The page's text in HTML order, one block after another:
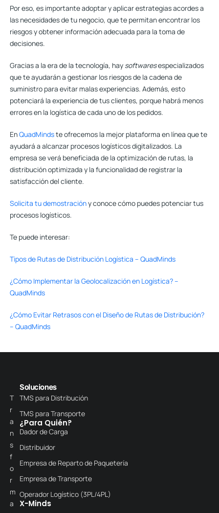
Por eso, es importante adoptar y aplicar estrategias acordes a
las necesidades de tu negocio, que te permitan encontrar los
riesgos y obtener información adecuada para la toma de
decisiones.
Gracias a la era de la tecnología, hay softwaresespecializados
quete ayudarán a gestionar los riesgosde la cadena de
suministro para evitar malas experiencias. Además, esto
potenciará la experiencia de tus clientes, porque habrá menos
errores en la logística de cada uno de los pedidos.
EnQuadMindste ofrecemos la mejor plataforma en línea que te
ayudará a alcanzar procesos logísticos digitalizados. La
empresa se verá beneficiada de la optimización de rutas, la
distribución optimizada y la funcionalidad de registrar la
satisfacción del cliente.
Solicita tu demostracióny conoce cómo puedes potenciar tus
procesos logísticos.
Te puede interesar:
Tipos de Rutas de Distribución Logística – QuadMinds
¿Cómo Implementar la Geolocalización en Logística? –
QuadMinds
¿Cómo Evitar Retrasos con el Diseño de Rutas de Distribución?
– QuadMinds
T
r
a
n
s
f
o
r
m
a
Soluciones
TMS para Distribución
TMS para Transporte
¿Para Quién?
Dador de Carga
Distribuidor
Empresa de Reparto de Paquetería
Empresa de Transporte
Operador Logístico (3PL/4PL)
X-Minds